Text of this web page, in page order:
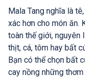
Mala Tang nghĩa là
xác hơn cho món ăn.
toàn thế giới, nguyên
thịt, cá, tôm hay bất
Bạn có thể chọn bất
cay nồng những